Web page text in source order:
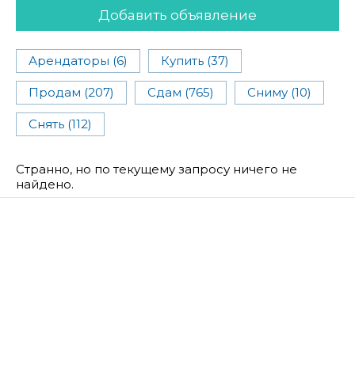
Добавить объявление
Арендаторы (6) Купить (37)
Продам (207) Сдам (765) Сниму (10)
Снять (112)
Странно, но по текущему запросу ничего не
найдено.